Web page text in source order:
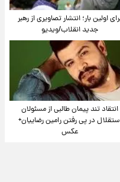
اولین بار؛ انتشار تصاویری از رهبر
جدید انقلاب/ویدیو
انتقاد تند پیمان طالبی از مسئولان
در پی رفتن رامین رضاییان+
عکس